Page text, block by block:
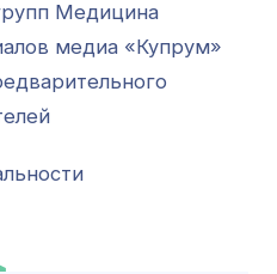
Медицина
медиа «Купрум»